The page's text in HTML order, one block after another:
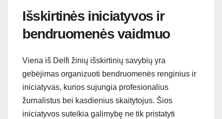
Išskirtinės iniciatyvos ir
bendruomenės vaidmuo
Viena iš Delfi žinių išskirtinių savybių yra
gebėjimas organizuoti bendruomenės renginius ir
iniciatyvas, kurios sujungia profesionalius
žurnalistus bei kasdienius skaitytojus. Šios
iniciatyvos suteikia galimybę ne tik pristatyti